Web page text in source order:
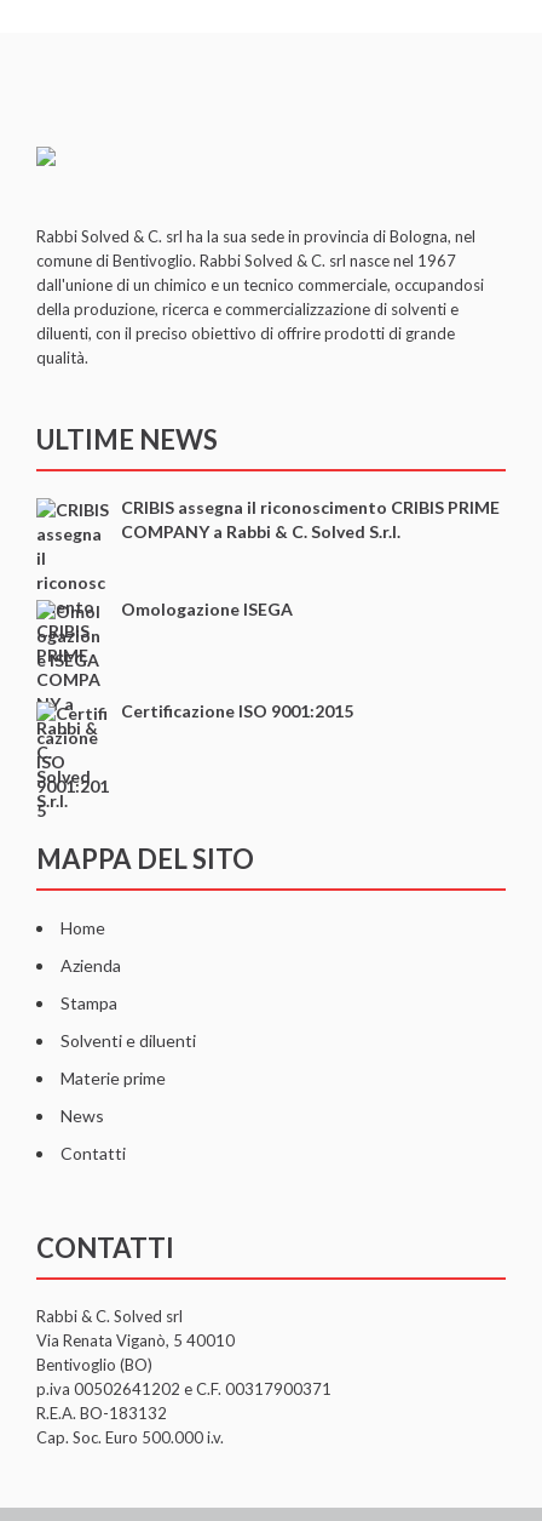
Rabbi Solved & C. srl ha la sua sede in provincia di Bologna, nel
comune di Bentivoglio. Rabbi Solved & C. srl nasce nel 1967
dall'unione di un chimico e un tecnico commerciale, occupandosi
della produzione, ricerca e commercializzazione di solventi e
diluenti, con il preciso obiettivo di offrire prodotti di grande
qualità.
ULTIME NEWS
CRIBIS assegna il riconoscimento CRIBIS PRIME
COMPANY a Rabbi & C. Solved S.r.l.
Omologazione ISEGA
Certificazione ISO 9001:2015
MAPPA DEL SITO
Home
Azienda
Stampa
Solventi e diluenti
Materie prime
News
Contatti
CONTATTI
Rabbi & C. Solved srl
Via Renata Viganò, 5 40010
Bentivoglio (BO)
p.iva 00502641202 e C.F. 00317900371
R.E.A. BO-183132
Cap. Soc. Euro 500.000 i.v.